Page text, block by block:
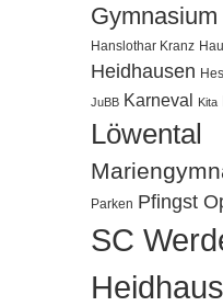
Hanslothar Kranz
Heidhausen
JuBB Karneval Kita
Löwental
Parken Pfingst
SC